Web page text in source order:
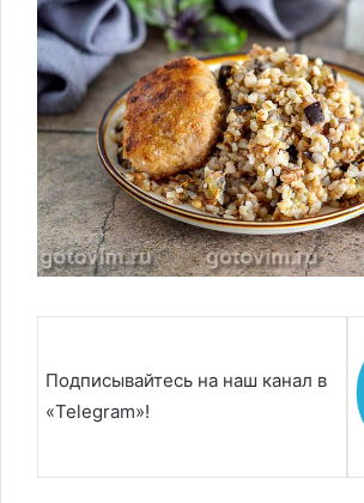
Подписывайтесь на наш канал в
«Telegram»!